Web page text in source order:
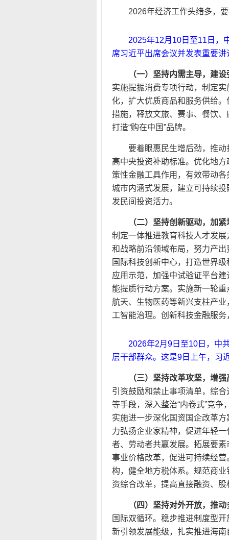
2026年经济工作头绪多，
2025年12月10日至11日，
席习近平出席会议并发表重要
（一）坚持内需主导，建
实施提振消费专项行动，制定
化，扩大优质商品和服务供给
措施，释放文旅、赛事、餐饮
打造“购在中国”品牌。
要着眼惠民生增后劲，推
高中央投资补助标准。优化地
策性金融工具作用，有效带动
城市内涵式发展，建立可持续
发民间投资活力。
（二）坚持创新驱动，加
制定一体推进教育科技人才发
和战略前沿领域布局，努力产
国际科技创新中心，打造世界
应用示范，加强中试验证平台
能提质行动方案。实施新一轮
航天、生物医药等新兴支柱产
工智能治理。创新科技金融服
2026年2月9日至10日，中
层干部群众。这是9日上午，习
（三）坚持改革攻坚，增
引资鼓励和禁止事项清单，综
等手段，深入整治“内卷式”竞
实施进一步深化国资国企改革
力弘扬企业家精神，促进年轻
者、劳动者共赢发展。拓展要
事业价格改革，促进可持续经
构，健全地方税体系。规范商
资综合改革，提高直接融资、
（四）坚持对外开放，推
国际双循环。稳步推进制度型
新引领发展能级，扎实推进海